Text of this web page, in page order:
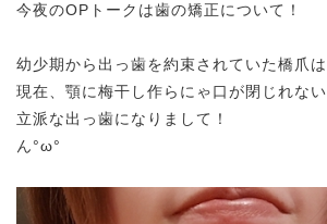
今夜のOPトークは歯の矯正について！
幼少期から出っ歯を約束されていた橋爪は
現在、顎に梅干し作らにゃ口が閉じれない
立派な出っ歯になりまして！
ん°ω°